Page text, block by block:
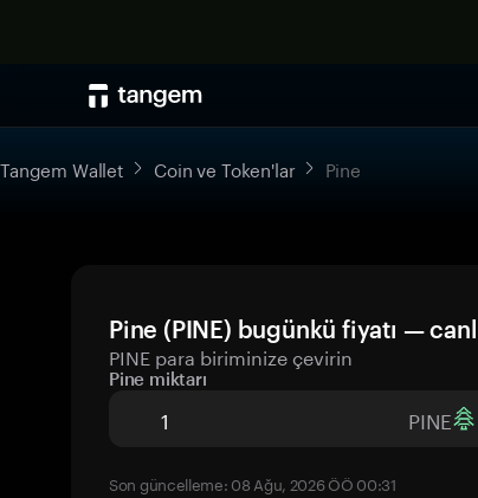
Tangem Wallet Coin ve Token'lar Pine
Pine (PINE) bugünkü fiyatı —
PINE para biriminize çevirin
Pine miktarı
PINE
Son güncelleme: 08 Ağu, 2026 ÖÖ 00:31